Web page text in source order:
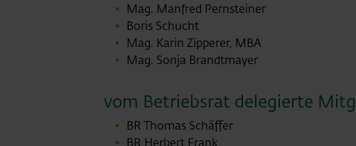
Mag. Manfred Pernsteiner
Boris Schucht
Mag. Karin Zipperer, MBA
Mag. Sonja Brandtmayer
vom Betriebsrat delegierte
BR Thomas Schäffer
BR Herbert Frank